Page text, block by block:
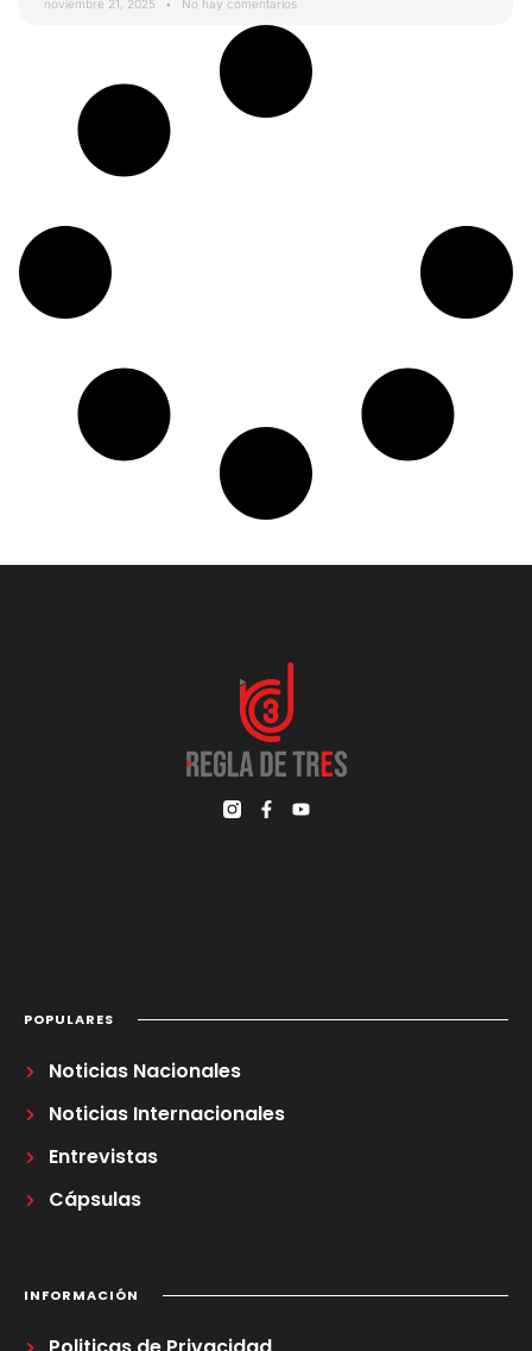
noviembre 21, 2025 No hay comentarios
POPULARES
Noticias Nacionales
Noticias Internacionales
Entrevistas
Cápsulas
INFORMACIÓN